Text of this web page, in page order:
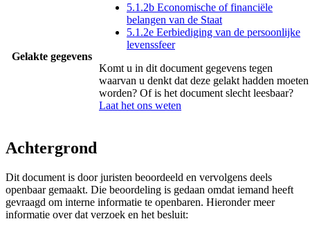
Gelakte gegevens
5.1.2b Economische of financiële
belangen van de Staat
5.1.2e Eerbiediging van de persoonlijke
levenssfeer
Komt u in dit document gegevens tegen
waarvan u denkt dat deze gelakt hadden moeten
worden? Of is het document slecht leesbaar?
Laat het ons weten
Achtergrond
Dit document is door juristen beoordeeld en vervolgens deels
openbaar gemaakt. Die beoordeling is gedaan omdat iemand heeft
gevraagd om interne informatie te openbaren. Hieronder meer
informatie over dat verzoek en het besluit: